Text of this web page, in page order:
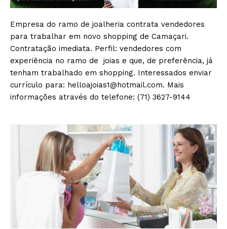
Empresa do ramo de joalheria contrata vendedores
para trabalhar em novo shopping de Camaçari.
Contratação imediata. Perfil: vendedores com
experiência no ramo de joias e que, de preferência, já
tenham trabalhado em shopping. Interessados enviar
currículo para: helloajoias1@hotmail.com. Mais
informações através do telefone: (71) 3627-9144